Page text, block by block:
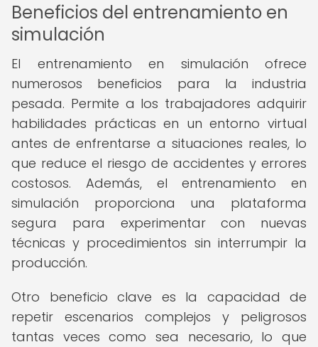
Beneficios del entrenamiento en
simulación
El entrenamiento en simulación ofrece
numerosos beneficios para la industria
pesada. Permite a los trabajadores adquirir
habilidades prácticas en un entorno virtual
antes de enfrentarse a situaciones reales, lo
que reduce el riesgo de accidentes y errores
costosos. Además, el entrenamiento en
simulación proporciona una plataforma
segura para experimentar con nuevas
técnicas y procedimientos sin interrumpir la
producción.
Otro beneficio clave es la capacidad de
repetir escenarios complejos y peligrosos
tantas veces como sea necesario, lo que